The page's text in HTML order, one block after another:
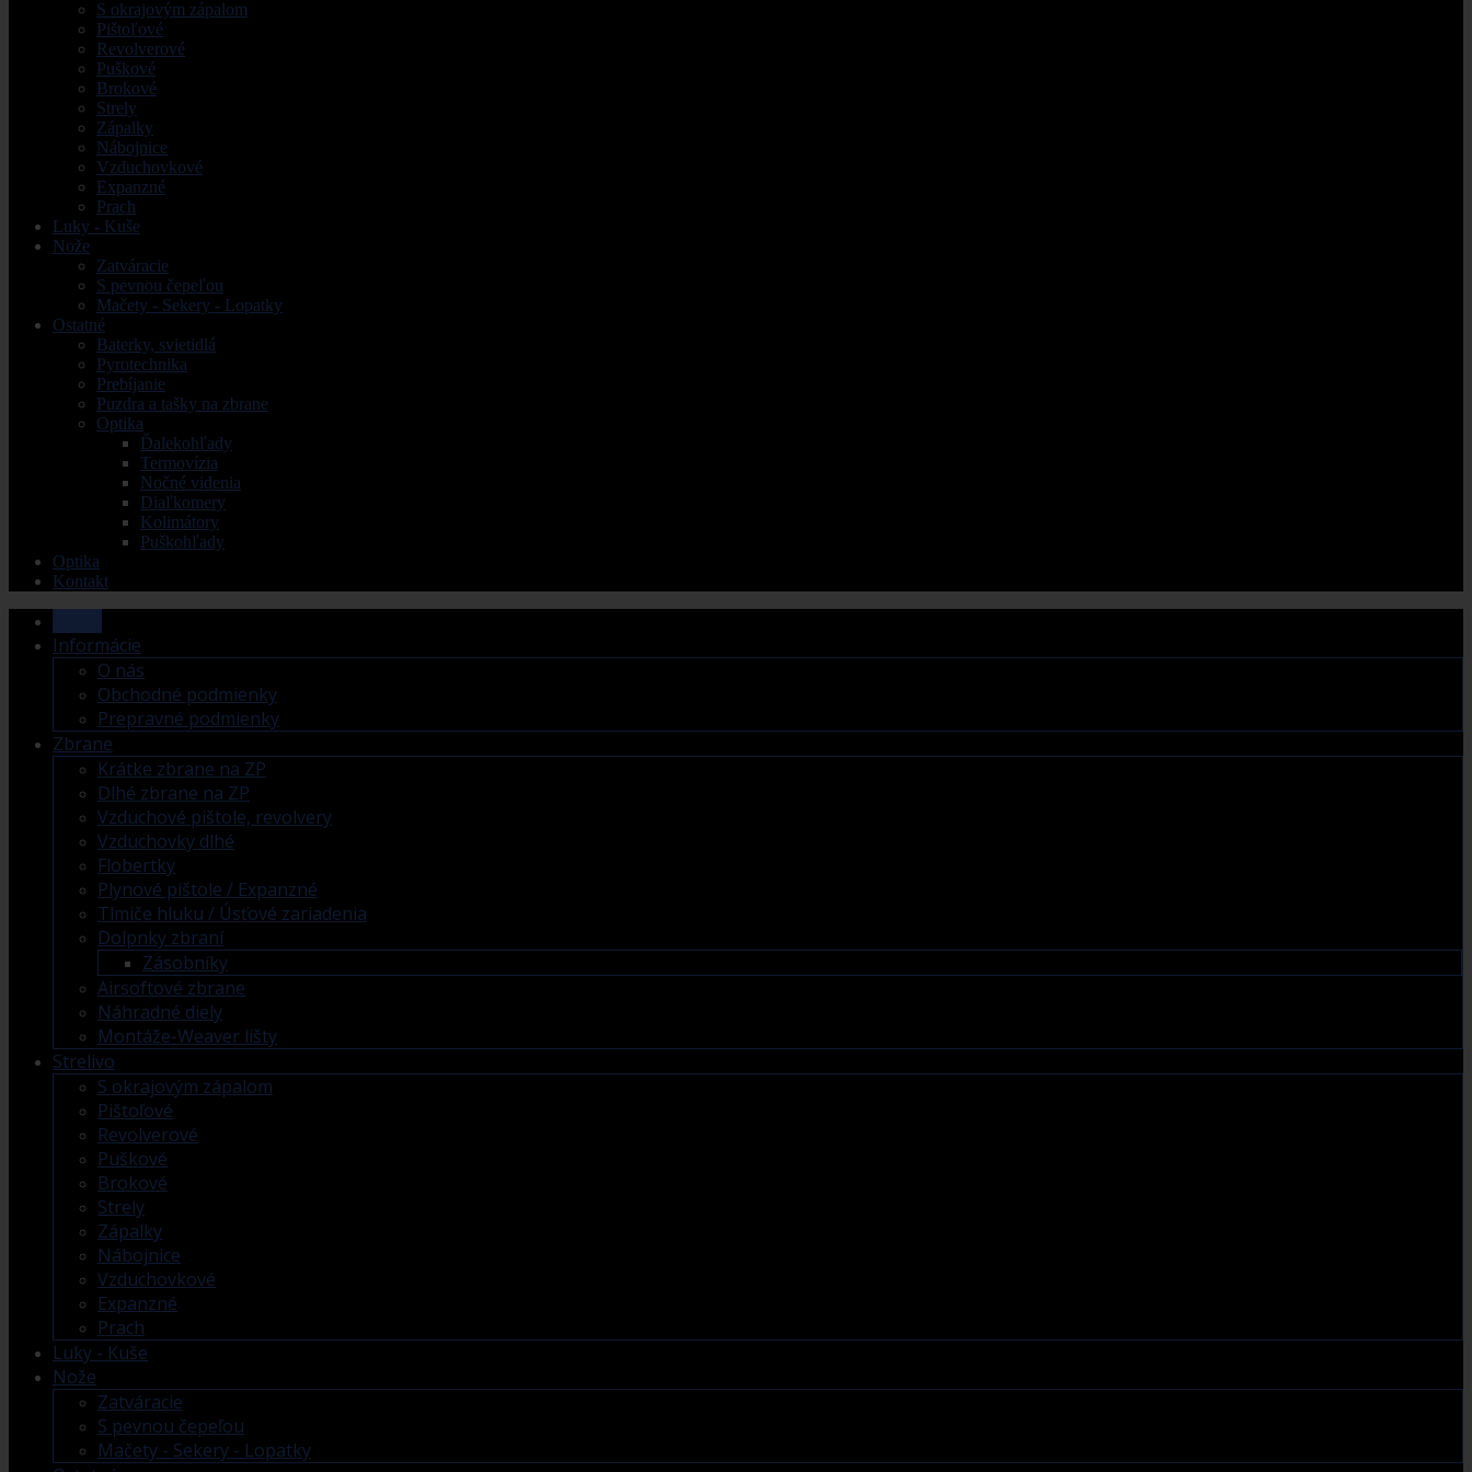
S okrajovým zápalom
Pištoľové
Revolverové
Puškové
Brokové
Strely
Zápalky
Nábojnice
Vzduchovkové
Expanzné
Prach
Luky - Kuše
Nože
Zatváracie
S pevnou čepeľou
Mačety - Sekery - Lopatky
Ostatné
Baterky, svietidlá
Pyrotechnika
Prebíjanie
Puzdra a tašky na zbrane
Optika
Ďalekohľady
Termovízia
Nočné videnia
Diaľkomery
Kolimátory
Puškohľady
Optika
Kontakt
Informácie
O nás
Obchodné podmienky
Prepravné podmienky
Zbrane
Krátke zbrane na ZP
Dlhé zbrane na ZP
Vzduchové pištole, revolvery
Vzduchovky dlhé
Flobertky
Plynové pištole / Expanzné
Tlmiče hluku / Úsťové zariadenia
Dolpnky zbraní
Zásobníky
Airsoftové zbrane
Náhradné diely
Montáže-Weaver lišty
Strelivo
S okrajovým zápalom
Pištoľové
Revolverové
Puškové
Brokové
Strely
Zápalky
Nábojnice
Vzduchovkové
Expanzné
Prach
Luky - Kuše
Nože
Zatváracie
S pevnou čepeľou
Mačety - Sekery - Lopatky